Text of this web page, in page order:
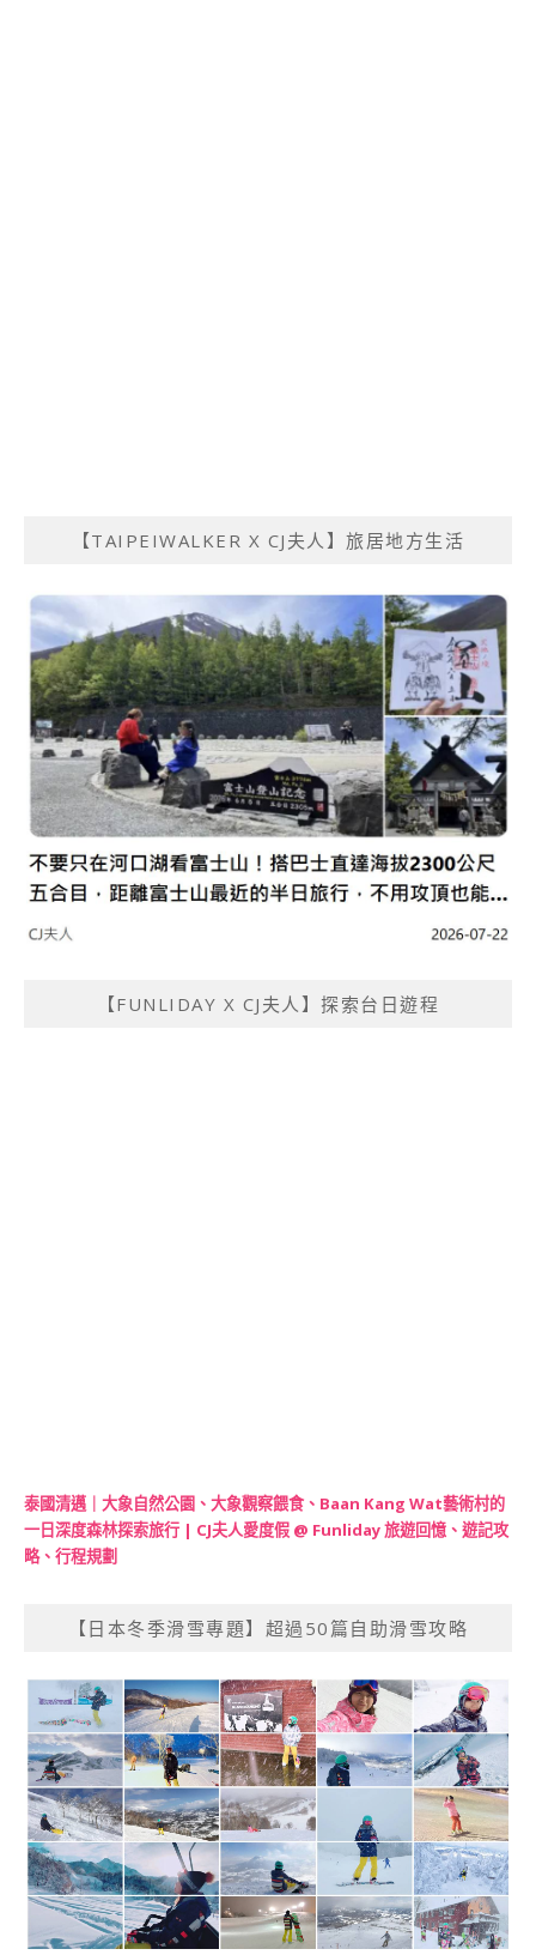
【TAIPEIWALKER X CJ夫人】旅居地方生活
【FUNLIDAY X CJ夫人】探索台日遊程
泰國清邁｜大象自然公園、大象觀察餵食、Baan Kang Wat藝術村的
一日深度森林探索旅行 | CJ夫人愛度假 @ Funliday 旅遊回憶、遊記攻
略、行程規劃
【日本冬季滑雪專題】超過50篇自助滑雪攻略